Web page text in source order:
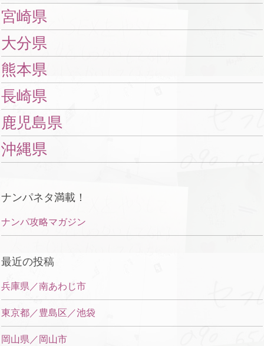
宮崎県
大分県
熊本県
長崎県
鹿児島県
沖縄県
ナンパネタ満載！
ナンパ攻略マガジン
最近の投稿
兵庫県／南あわじ市
東京都／豊島区／池袋
岡山県／岡山市